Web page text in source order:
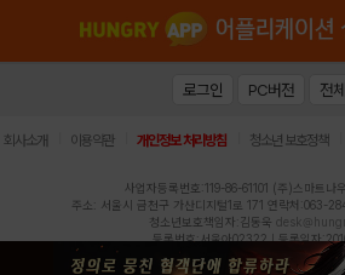
로그인 PC버전 전
회사소개 이용약관 개인정보 처리방침 청소년 보호정책
사업자등록번호:119-86-61101 (주)스마트나
주소: 서울시 금천구 가산디지털1로 171 연락처:063-
청소년보호책임자:김동욱
등록번호:서울아02322 | 등록일자
발행인:(주)스마트나우 송현두 | 편집